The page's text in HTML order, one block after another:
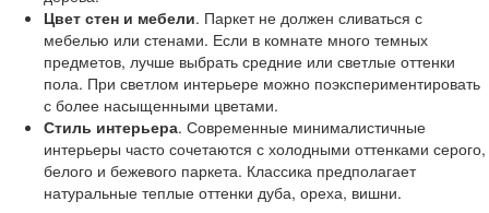
Цвет стен и мебели. Паркет не должен сливаться с
мебелью или стенами. Если в комнате много темных
предметов, лучше выбрать средние или светлые оттенки
пола. При светлом интерьере можно поэкспериментировать
с более насыщенными цветами.
Стиль интерьера. Современные минималистичные
интерьеры часто сочетаются с холодными оттенками серого,
белого и бежевого паркета. Классика предполагает
натуральные теплые оттенки дуба, ореха, вишни.